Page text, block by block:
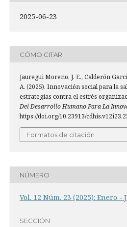
2025-06-23
CÓMO CITAR
Jauregui Moreno, J. E., Calderón
A. (2025). Innovación social para la
estrategias contra el estrés
Del Desarrollo Humano Para La
https://doi.org/10.23913/
Formatos de citación
NÚMERO
Vol. 12 Núm. 23 (2025): Enero -
SECCIÓN